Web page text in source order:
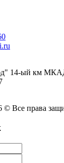
14-ый км МКАД
© Все права